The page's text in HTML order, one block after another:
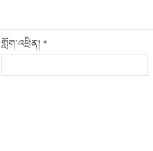
གློག་འཕྲིན། *